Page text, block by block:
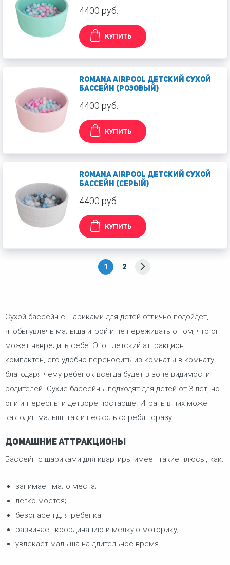
4400 руб.
КУПИТЬ
Romana Airpool Детский сухой
бассейн (розовый)
4400 руб.
КУПИТЬ
Romana Airpool Детский сухой
бассейн (серый)
4400 руб.
КУПИТЬ
1 2
Сухой бассейн с шариками для детей отлично подойдет,
чтобы увлечь малыша игрой и не переживать о том, что он
может навредить себе. Этот детский аттракцион
компактен, его удобно переносить из комнаты в комнату,
благодаря чему ребенок всегда будет в зоне видимости
родителей. Сухие бассейны подходят для детей от 3 лет, но
они интересны и детворе постарше. Играть в них может
как один малыш, так и несколько ребят сразу.
Домашние аттракционы
Бассейн с шариками для квартиры имеет такие плюсы, как:
занимает мало места;
легко моется;
безопасен для ребенка;
развивает координацию и мелкую моторику;
увлекает малыша на длительное время.